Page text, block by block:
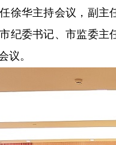
华主持会议，副主
纪委书记、市监委
议。